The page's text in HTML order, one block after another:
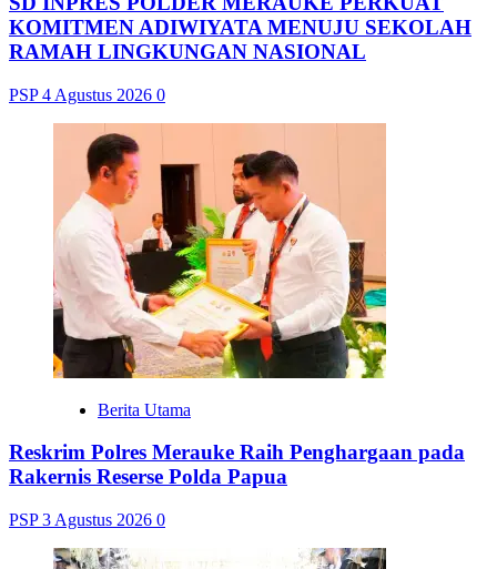
KOMITMEN ADIWIYATA MENUJU SEKOLAH
RAMAH LINGKUNGAN NASIONAL
PSP4 Agustus 2026 0
Berita Utama
Reskrim Polres Merauke Raih Penghargaan pada
Rakernis Reserse Polda Papua
PSP3 Agustus 2026 0